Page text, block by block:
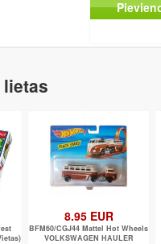
8.95 EUR
BFM60/CGJ44 Mattel Hot Wheels
VOLKSWAGEN HAULER